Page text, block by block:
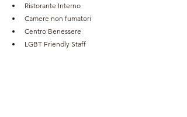
Ristorante Interno
Camere non fumatori
Centro Benessere
LGBT Friendly Staff